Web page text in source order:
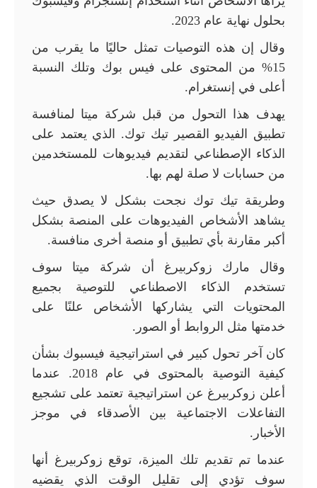
بحلول نهاية عام 2023.
وقال إن هذه التوصيات تمثل حاليًا ما يقرب من
15% من المحتوى على فيس بوك وتلك النسبة
أعلى في إنستغرام.
يهدف هذا التحول من قبل شركة ميتا لمنافسة
تطبيق الفيديو القصير تيك توك. الذي يعتمد على
الذكاء الإصطناعي لتقديم فيديوهات للمستخدمين
من حسابات لا صلة لهم بها.
وطريقة تيك توك نجحت بشكل لا يصدق حيث
يشاهد الأشخاص الفيديوهات على المنصة بشكل
أكبر مقارنة بأي تطبيق أو منصة أخرى منافسة.
وقال مارك زوكربيرغ أن شركة ميتا سوف
تستخدم الذكاء الاصطناعي للتوصية بجميع
المحتويات التي يشاركها الأشخاص علنًا على
خدمتها مثل الروابط أو الصور.
كان آخر تحول كبير في استراتيجية فيسبوك بشأن
كيفية التوصية بالمحتوى في عام 2018. عندما
أعلن زوكربيرغ عن استراتيجية تعتمد على تشجيع
التفاعلات الاجتماعية بين الأصدقاء في موجز
الأخبار.
عندما تم تقديم تلك الميزة، توقع زوكربيرغ أنها
سوف تؤدي إلى تقليل الوقت الذي يقضيه